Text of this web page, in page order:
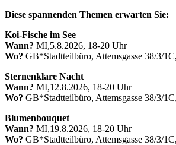
Diese spannenden Themen erwarten Sie:
Koi-Fische im See
Wann? MI,5.8.2026, 18-20 Uhr
Wo? GB*Stadtteilbüro, Attemsgasse 38/3/
Sternenklare Nacht
Wann? MI,12.8.2026, 18-20 Uhr
Wo? GB*Stadtteilbüro, Attemsgasse 38/3/
Blumenbouquet
Wann? MI,19.8.2026, 18-20 Uhr
Wo? GB*Stadtteilbüro, Attemsgasse 38/3/